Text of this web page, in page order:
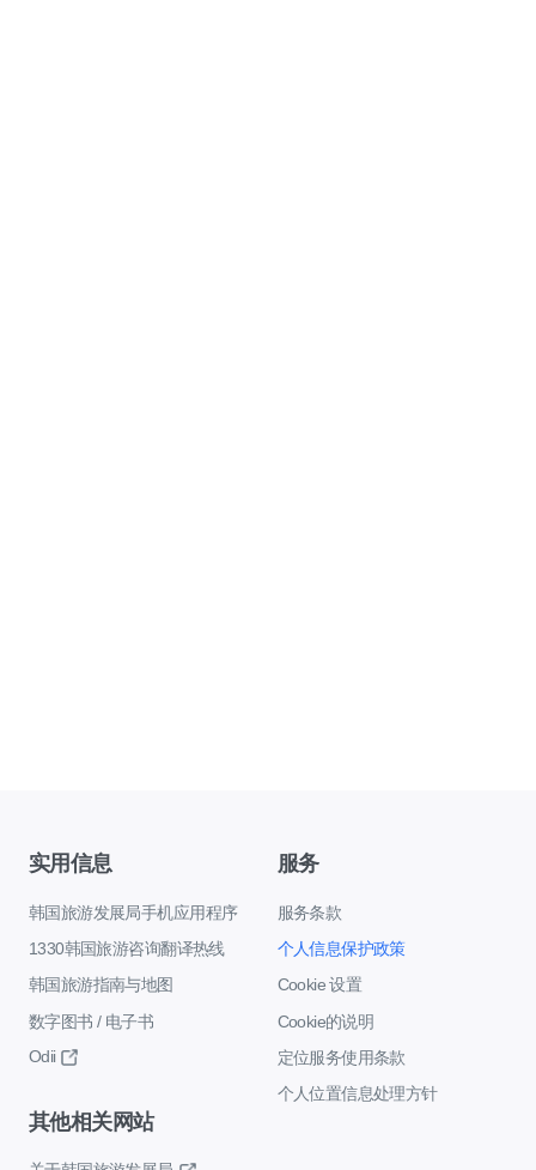
实用信息
韩国旅游发展局手机应用程序
1330韩国旅游咨询翻译热线
韩国旅游指南与地图
数字图书 / 电子书
Odii
服务
服务条款
个人信息保护政策
Cookie 设置
Cookie的说明
定位服务使用条款
个人位置信息处理方针
其他相关网站